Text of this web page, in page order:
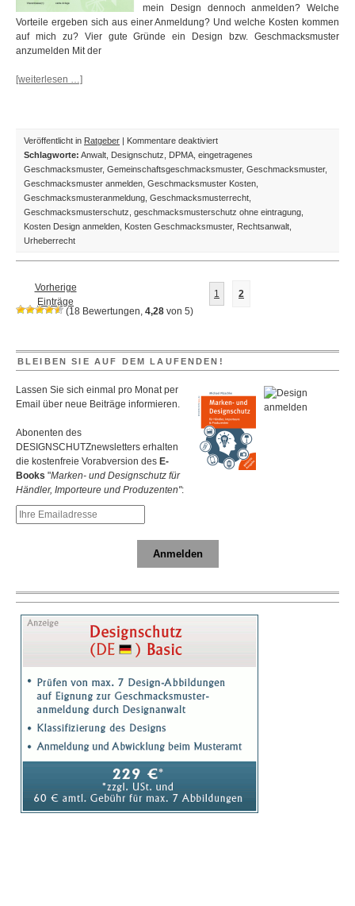
mein Design dennoch anmelden? Welche
Vorteile ergeben sich aus einer Anmeldung? Und welche Kosten kommen
auf mich zu? Vier gute Gründe ein Design bzw. Geschmacksmuster
anzumelden Mit der
[weiterlesen …]
Veröffentlicht in Ratgeber | Kommentare deaktiviertfür
Warum
sollte
ich
mein
Design
als
Kosten
tragen?
Schlagworte: Anwalt Designschutz DPMA eingetragenes
Geschmacksmuster, Gemeinschaftsgeschmacksmuster, Geschmacksmuster,
Geschmacksmuster anmelden Geschmacksmuster Kosten
Geschmacksmusteranmeldung Geschmacksmusterrecht
Geschmacksmusterschutz geschmacksmusterschutz ohne eintragung
Kosten Design anmelden Kosten Geschmacksmuster, Rechtsanwalt
Urheberrecht
Vorherige
Einträge
1
2
(18 Bewertungen, 4,28 von 5)
BLEIBEN SIE AUF DEM LAUFENDEN!
Lassen Sie sich einmal pro Monat per
Email über neue Beiträge informieren.
Abonenten des
DESIGNSCHUTZnewsletters erhalten
die kostenfreie Vorabversion des E-
Books "Marken- und Designschutz für
Händler, Importeure und Produzenten":
Anmelden